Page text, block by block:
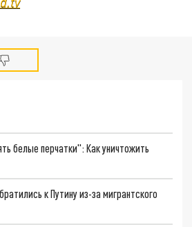
белые перчатки": Как уничтожить
к Путину из-за мигрантского